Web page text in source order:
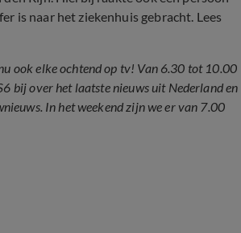
is naar het ziekenhuis gebracht. Lees
ook elke ochtend op tv! Van 6.30 tot 10.00
bij over het laatste nieuws uit Nederland en
In het weekend zijn we er van 7.00